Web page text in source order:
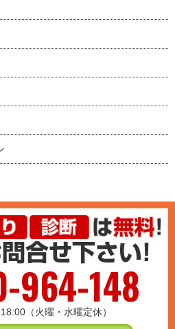
964-148
（火曜・水曜定休）